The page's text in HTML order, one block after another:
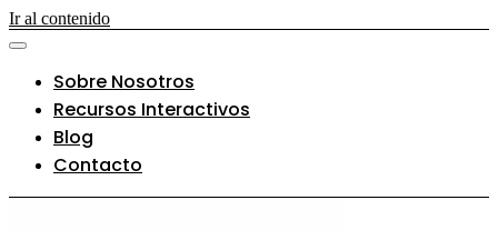
Ir al contenido
Sobre Nosotros
Recursos Interactivos
Blog
Contacto